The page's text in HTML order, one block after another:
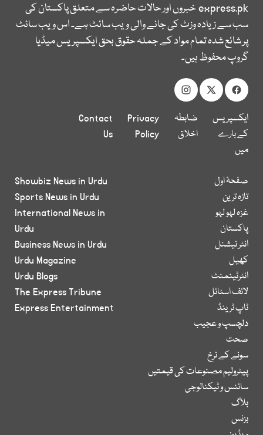
express.pkخبروں اور حالات حاضرہ سے متعلق پاکستان کی
سب سے زیادہ وزٹ کی جانے والی ویب سائٹ ہے۔ اس ویب سائٹ
پر شائع شدہ تمام مواد کے جملہ حقوق بحق ایکسپریس میڈیا
گروپ محفوظ ہیں۔
ایکسپریس
کے بارے
میں
ضابطہ
اخلاق
Privacy
Policy
Contact
Us
صفحۂ اول
تازہ ترین
غزہ لہو لہو
پاکستان
انٹر نیشنل
کھیل
انٹرٹینمنٹ
لائف اسٹائل
ٹاپ ٹرینڈ
دلچسپ و عجیب
صحت
سونے کے نرخ
پیٹرولیم مصنوعات کی قیمتیں
سائنس و ٹیکنالوجی
بلاگ
بزنس
Showbiz News in Urdu
Sports News in Urdu
International News in
Urdu
Business News in Urdu
Urdu Magazine
Urdu Blogs
The Express Tribune
Express Entertainment